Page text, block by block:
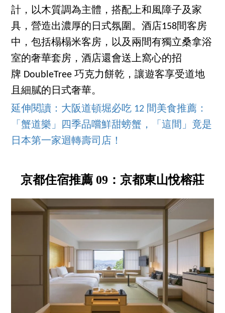
計，以木質調為主體，搭配上和風障子及家
具，營造出濃厚的日式氛圍。酒店158間客房
中，包括榻榻米客房，以及兩間有獨立桑拿浴
室的奢華套房，酒店還會送上窩心的招
牌 DoubleTree 巧克力餅乾，讓遊客享受道地
且細膩的日式奢華。
延伸閱讀：大阪道頓堀必吃 12 間美食推薦：
「蟹道樂」四季品嚐鮮甜螃蟹，「這間」竟是
日本第一家迴轉壽司店！
京都住宿推薦 09：京都東山悅榕莊